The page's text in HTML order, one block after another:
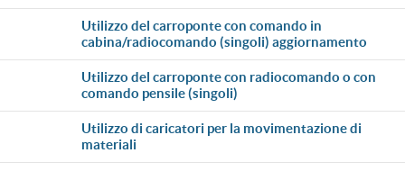
utilizzo del carroponte con comando in
cabina/radiocomando (singoli) aggiornamento
utilizzo del carroponte con radiocomando o con
comando pensile (singoli)
utilizzo di caricatori per la movimentazione di
materiali